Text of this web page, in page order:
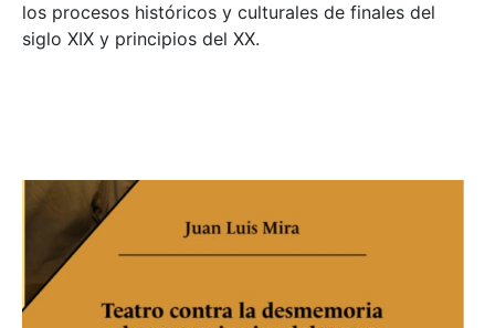
los procesos históricos y culturales de finales del
siglo XIX y principios del XX.